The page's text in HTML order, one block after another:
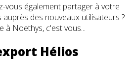
vous également partager à votre
des nouveaux utilisateurs ?
à Noethys, c'est vous...
Hélios